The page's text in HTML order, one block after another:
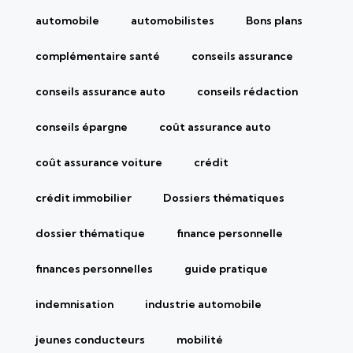
automobile automobilistes Bons plans
complémentaire santé conseils assurance
conseils assurance auto conseils rédaction
conseils épargne coût assurance auto
coût assurance voiture crédit
crédit immobilier Dossiers thématiques
dossier thématique finance personnelle
finances personnelles guide pratique
indemnisation industrie automobile
jeunes conducteurs mobilité